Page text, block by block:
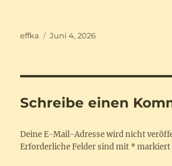
Autor
effka
Veröffentlicht
Juni 4, 2026
Schreibe einen
Deine E-Mail-Adresse wird nicht
Erforderliche Felder sind mit * markiert